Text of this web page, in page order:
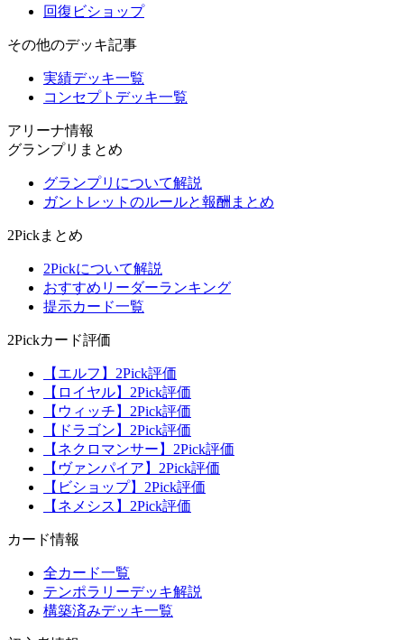
回復ビショップ
その他のデッキ記事
実績デッキ一覧
コンセプトデッキ一覧
アリーナ情報
グランプリまとめ
グランプリについて解説
ガントレットのルールと報酬まとめ
2Pickまとめ
2Pickについて解説
おすすめリーダーランキング
提示カード一覧
2Pickカード評価
【エルフ】2Pick評価
【ロイヤル】2Pick評価
【ウィッチ】2Pick評価
【ドラゴン】2Pick評価
【ネクロマンサー】2Pick評価
【ヴァンパイア】2Pick評価
【ビショップ】2Pick評価
【ネメシス】2Pick評価
カード情報
全カード一覧
テンポラリーデッキ解説
構築済みデッキ一覧